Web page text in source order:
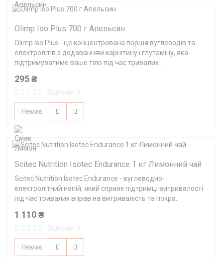
Olimp Iso Plus 700 г Апельсин
Olimp Iso Plus - це концентрована порція вуглеводів та
електролітів з додаванням карнітину і глутаміну, яка
підтримуватиме ваше тіло під час тривалих ..
295 ₴
Відгуків: 0
Немає
Scitec Nutrition Isotec Endurance 1 кг Лимонний чай
Scitec Nutrition Isotec Endurance - вуглеводно-
електролітний напій, який сприяє підтримці витривалості
під час тривалих вправ на витривалість та покра..
1 110 ₴
Відгуків: 0
Немає